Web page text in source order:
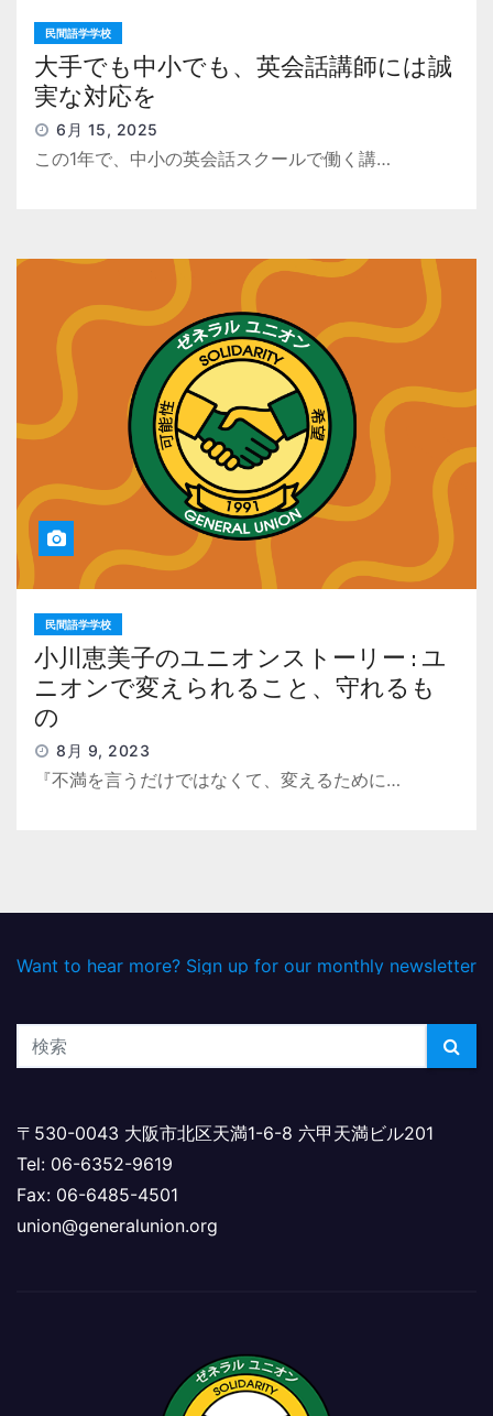
民間語学学校
大手でも中小でも、英会話講師には誠
実な対応を
6月 15, 2025
この1年で、中小の英会話スクールで働く講…
民間語学学校
小川恵美子のユニオンストーリー : ユ
ニオンで変えられること、守れるも
の
8月 9, 2023
『不満を言うだけではなくて、変えるために…
Want to hear more? Sign up for our monthly newsletter
〒530-0043 大阪市北区天満1-6-8 六甲天満ビル201
Tel: 06-6352-9619
Fax: 06-6485-4501
union@generalunion.org